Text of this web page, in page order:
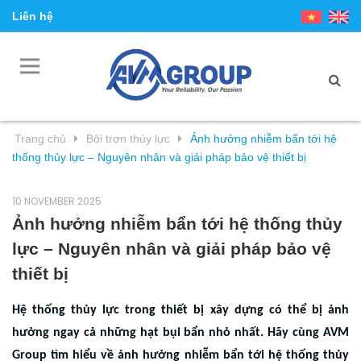
Liên hệ
Trang chủ Bôi trơn thủy lực
Ảnh hưởng nhiễm bẩn tới hệ
thống thủy lực – Nguyên nhân và giải pháp bảo vệ thiết bị
10 NOVEMBER 2025
Ảnh hưởng nhiễm bẩn tới hệ thống thủy
lực – Nguyên nhân và giải pháp bảo vệ
thiết bị
Hệ thống thủy lực trong thiết bị xây dựng có thể bị ảnh
hưởng ngay cả những hạt bụi bẩn nhỏ nhất. Hãy cùng AVM
Group tìm hiểu về ảnh hưởng nhiễm bẩn tới hệ thống thủy